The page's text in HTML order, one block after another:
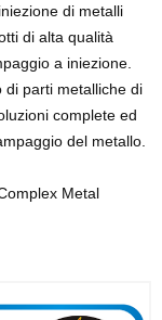
di metalli
di alta qualità
a iniezione.
di parti metalliche di
complete ed
del metallo.
Metal